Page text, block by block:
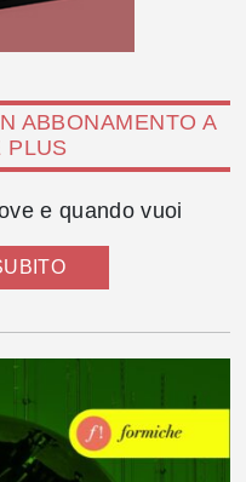
ABBONAMENTO A
PLUS
e quando vuoi